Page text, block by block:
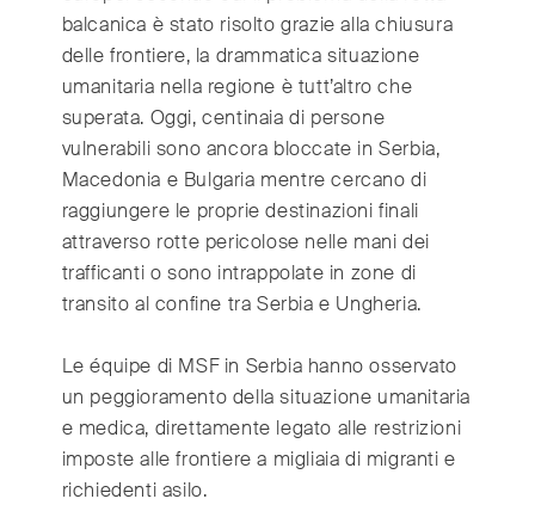
balcanica è stato risolto grazie alla chiusura
delle frontiere, la drammatica situazione
umanitaria nella regione è tutt’altro che
superata. Oggi, centinaia di persone
vulnerabili sono ancora bloccate in Serbia,
Macedonia e Bulgaria mentre cercano di
raggiungere le proprie destinazioni finali
attraverso rotte pericolose nelle mani dei
trafficanti o sono intrappolate in zone di
transito al confine tra Serbia e Ungheria.
Le équipe di MSF in Serbia hanno osservato
un peggioramento della situazione umanitaria
e medica, direttamente legato alle restrizioni
imposte alle frontiere a migliaia di migranti e
richiedenti asilo.
Mexico (Español)
Myanmar (English/ မြန်မာစာ)
Netherlands (Nederlands)
Norway (Norsk)
Russia (Русский)
South Africa (English)
South East Asia (汉语/English)
South Korea (한국어)
Spain (Español)
Switzerland (Deutsch/Français)
Turkey (Türkiye)
United Kingdom (English)
United Arab Emirates